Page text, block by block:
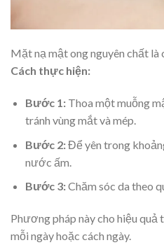
Mặt nạ mật ong nguyên chất là
Cách thực hiện:
Bước 1:Thoa một muỗng
tránh vùng mắt và mép.
Bước 2:Để yên trong
nước ấm.
Bước 3:Chăm sóc da theo
Phương pháp này cho hiệu
mỗi ngày hoặc cách ngày.